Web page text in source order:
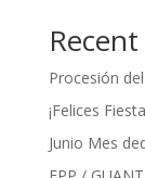
Procesión
¡Felices
Junio Mes